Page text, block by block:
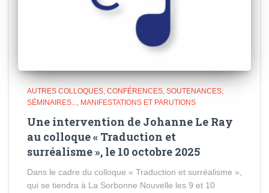
AUTRES COLLOQUES, CONFÉRENCES, SOUTENANCES,
SÉMINAIRES... MANIFESTATIONS ET PARUTIONS
Une intervention de Johanne Le Ray
au colloque « Traduction et
surréalisme », le 10 octobre 2025
Dans le cadre du colloque « Traduction et surréalisme »,
qui se tiendra à La Sorbonne Nouvelle les 9 et 10